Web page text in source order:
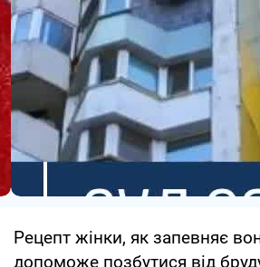
Рецепт жінки, як запевняє
допоможе позбутися від